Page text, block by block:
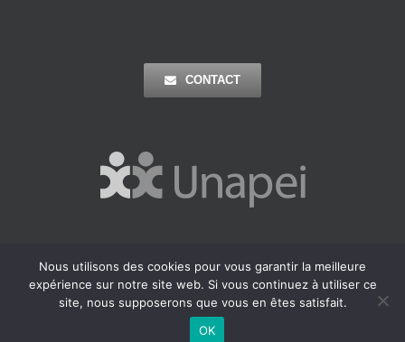
CONTACT
Copyright 2016 Apei Ouest 44 | Tous Droits Réservés |Mentions
Légales| Réalisation : Agence Outremer
Facebook
Nous utilisons des cookies pour vous garantir la meilleure
expérience sur notre site web. Si vous continuez à utiliser ce
site, nous supposerons que vous en êtes satisfait.
OK